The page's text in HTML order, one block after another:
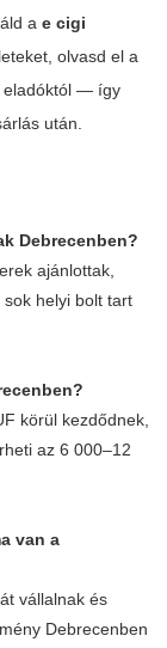
a e cigi
olvasd el a
eladóktól — így
után.
Debrecenben?
ajánlottak,
helyi bolt tart
körül kezdődnek,
az 6 000–12
van a
vállalnak és
Debrecenben